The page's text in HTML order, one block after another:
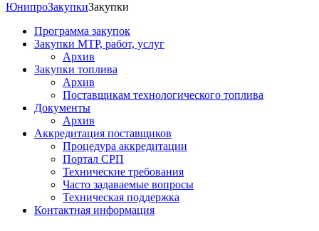
ЮнипроЗакупкиЗакупки
Программа закупок
Закупки МТР, работ, услуг
Архив
Закупки топлива
Архив
Поставщикам технологического топлива
Документы
Архив
Аккредитация поставщиков
Процедура аккредитации
Портал СРП
Технические требования
Часто задаваемые вопросы
Техническая поддержка
Контактная информация